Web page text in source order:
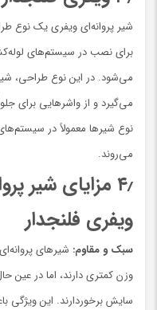
شیر پروانه‌ای ویفری یک نوع
برای نصب در سیستم‌های
می‌شود. در این نوع طراحی،
می‌گیرد و از واشرهایی برای
نوع شیرها معمولاً در
می‌روند.
۴٫ مزایای شیر
ویفری فلنجدار
سبک و مقاوم: شیرهای
وزن کمتری دارند، اما در عین
سایش برخوردارند. این